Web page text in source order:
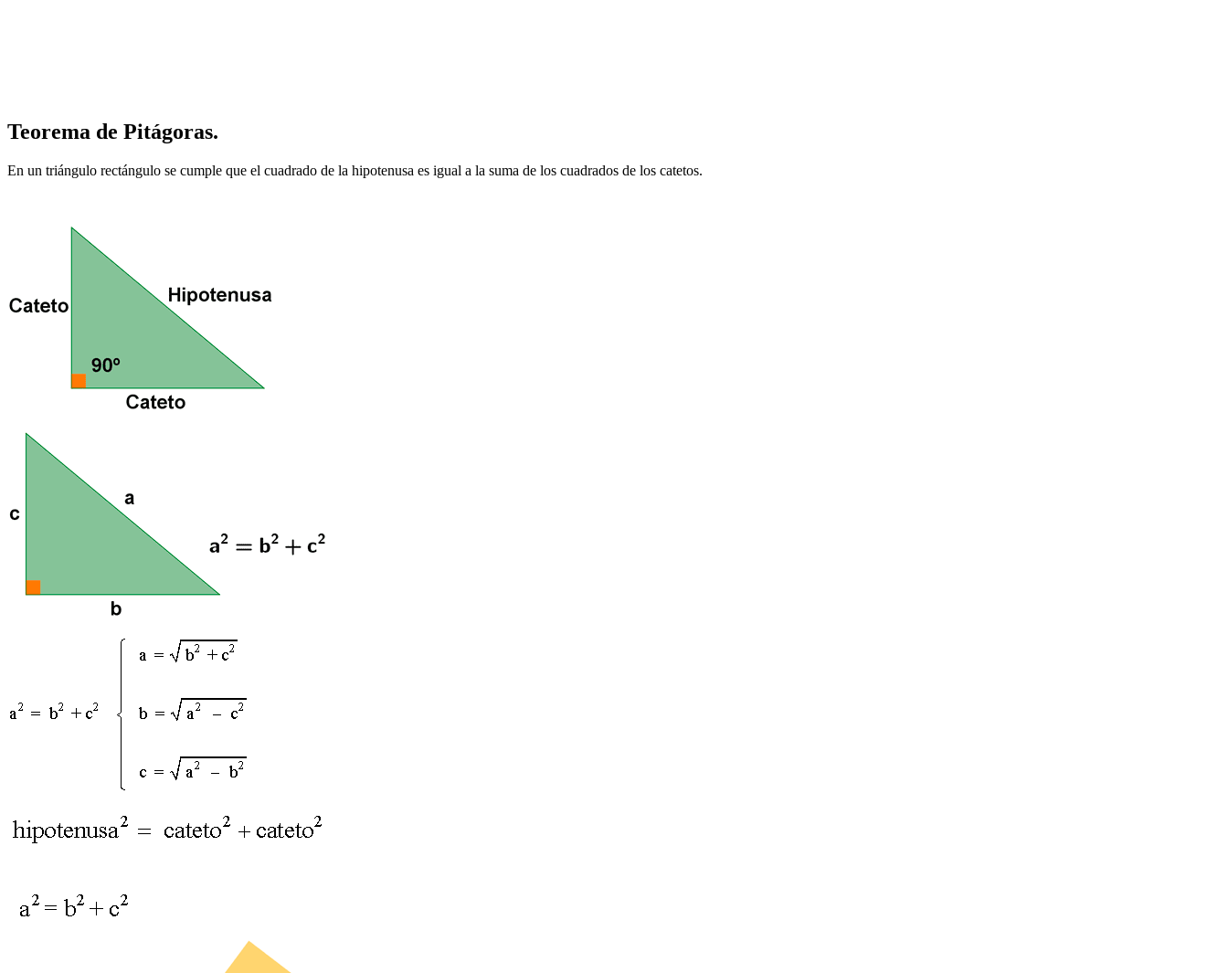
Teorema de Pitágoras.
En un triángulo rectángulo se cumple que el cuadrado de la hipotenusa es igual a la suma de los cuadrados de los catetos.